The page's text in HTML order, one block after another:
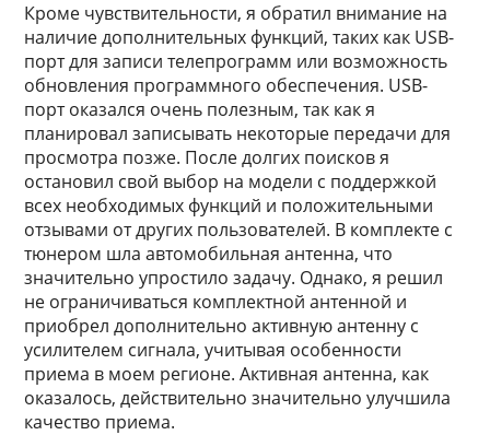
Кроме чувствительности, я обратил внимание на
наличие дополнительных функций, таких как USB-
порт для записи телепрограмм или возможность
обновления программного обеспечения. USB-
порт оказался очень полезным, так как я
планировал записывать некоторые передачи для
просмотра позже. После долгих поисков я
остановил свой выбор на модели с поддержкой
всех необходимых функций и положительными
отзывами от других пользователей. В комплекте с
тюнером шла автомобильная антенна, что
значительно упростило задачу. Однако, я решил
не ограничиваться комплектной антенной и
приобрел дополнительно активную антенну с
усилителем сигнала, учитывая особенности
приема в моем регионе. Активная антенна, как
оказалось, действительно значительно улучшила
качество приема.